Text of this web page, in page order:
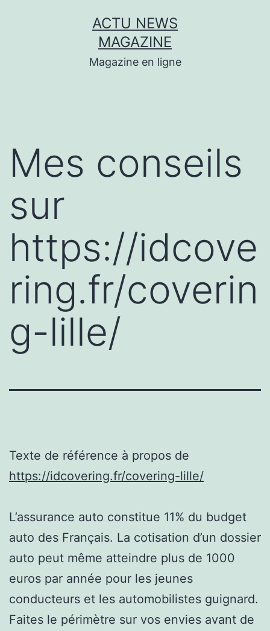
ACTU NEWS
MAGAZINE
Magazine en ligne
Mes conseils
sur
https://idcove
ring.fr/coverin
g-lille/
Texte de référence à propos de
https://idcovering.fr/covering-lille/
L’assurance auto constitue 11% du budget
auto des Français. La cotisation d’un dossier
auto peut même atteindre plus de 1000
euros par année pour les jeunes
conducteurs et les automobilistes guignard.
Faites le périmètre sur vos envies avant de